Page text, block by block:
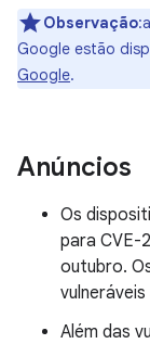
Observação
Google estão
Google.
Anúncios
Os
para CVE-
outubro.
Além das